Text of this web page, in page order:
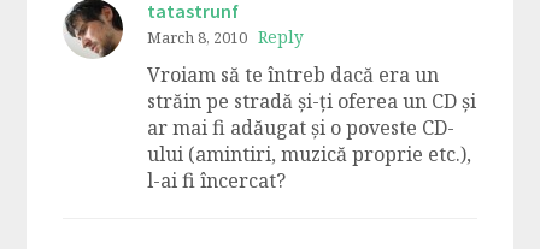
tatastrunf
March 8, 2010 Reply
Vroiam să te întreb dacă era un
străin pe stradă și-ți oferea un CD și
ar mai fi adăugat și o poveste CD-
ului (amintiri, muzică proprie etc.),
l-ai fi încercat?